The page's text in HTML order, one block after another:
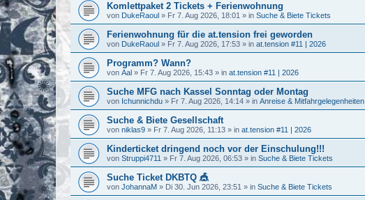
Komlettpaket 2 Tickets + Ferienwohnung
von DukeRaoul » Fr 7. Aug 2026, 18:01 » in Suche & Biete Tickets
Ferienwohnung für die at.tension frei geworden
von DukeRaoul » Fr 7. Aug 2026, 17:53 » in at.tension #11 | 2026
Programm? Wann?
von Aal » Fr 7. Aug 2026, 15:43 » in at.tension #11 | 2026
Suche MFG nach Kassel Sonntag oder Montag
von Ichunnichdu » Fr 7. Aug 2026, 14:14 » in Anreise & Mitfahrgelegenheiten
Suche & Biete Gesellschaft
von niklas9 » Fr 7. Aug 2026, 11:13 » in at.tension #11 | 2026
Kinderticket dringend noch vor der Einschulung!!!
von Struppi4711 » Fr 7. Aug 2026, 06:53 » in Suche & Biete Tickets
Suche Ticket DKBTQ 🎪
von JohannaM » Di 30. Jun 2026, 23:51 » in Suche & Biete Tickets